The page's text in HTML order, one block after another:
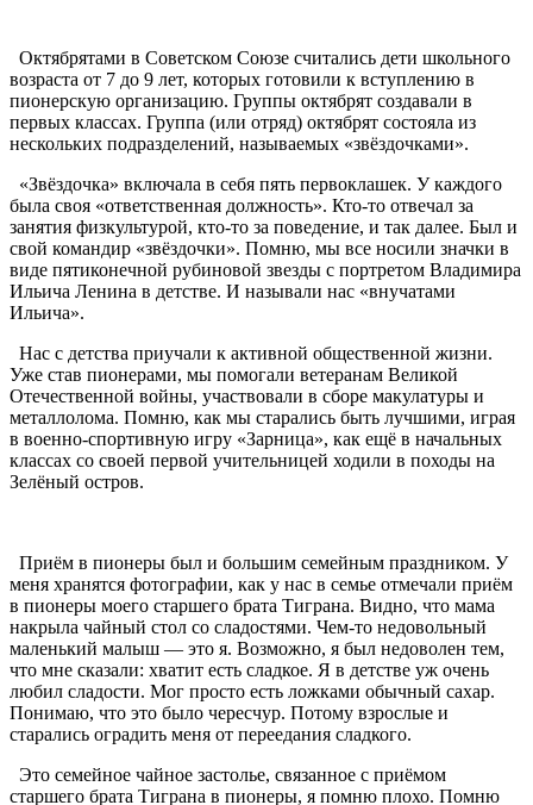
Октябрятами в Советском Союзе считались дети школьного
возраста от 7 до 9 лет, которых готовили к вступлению в
пионерскую организацию. Группы октябрят создавали в
первых классах. Группа (или отряд) октябрят состояла из
нескольких подразделений, называемых «звёздочками».
«Звёздочка» включала в себя пять первоклашек. У каждого
была своя «ответственная должность». Кто-то отвечал за
занятия физкультурой, кто-то за поведение, и так далее. Был и
свой командир «звёздочки». Помню, мы все носили значки в
виде пятиконечной рубиновой звезды с портретом Владимира
Ильича Ленина в детстве. И называли нас «внучатами
Ильича».
Нас с детства приучали к активной общественной жизни.
Уже став пионерами, мы помогали ветеранам Великой
Отечественной войны, участвовали в сборе макулатуры и
металлолома. Помню, как мы старались быть лучшими, играя
в военно-спортивную игру «Зарница», как ещё в начальных
классах со своей первой учительницей ходили в походы на
Зелёный остров.
Приём в пионеры был и большим семейным праздником. У
меня хранятся фотографии, как у нас в семье отмечали приём
в пионеры моего старшего брата Тиграна. Видно, что мама
накрыла чайный стол со сладостями. Чем-то недовольный
маленький малыш — это я. Возможно, я был недоволен тем,
что мне сказали: хватит есть сладкое. Я в детстве уж очень
любил сладости. Мог просто есть ложками обычный сахар.
Понимаю, что это было чересчур. Потому взрослые и
старались оградить меня от переедания сладкого.
Это семейное чайное застолье, связанное с приёмом
старшего брата Тиграна в пионеры, я помню плохо. Помню